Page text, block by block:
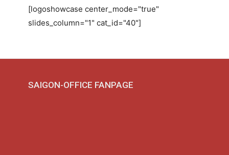
[logoshowcase center_mode="true"
slides_column="1" cat_id="40"]
SAIGON-OFFICE FANPAGE